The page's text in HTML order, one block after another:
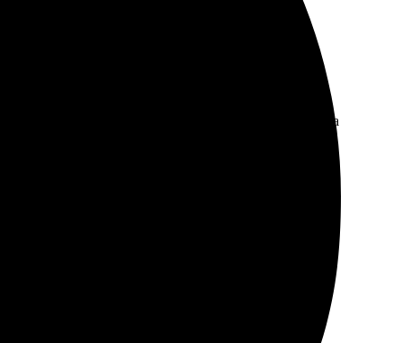
выбранные варианты быстро загружаются. Получила
яркие цвета. Определённо рекомендую для
просто выбираешь размеры и материалы.